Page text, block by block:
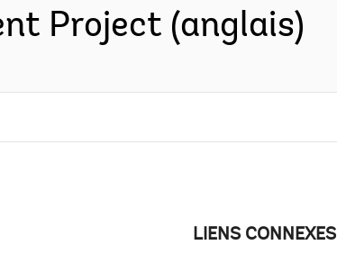
Project (anglais)
LIENS CONNEXES